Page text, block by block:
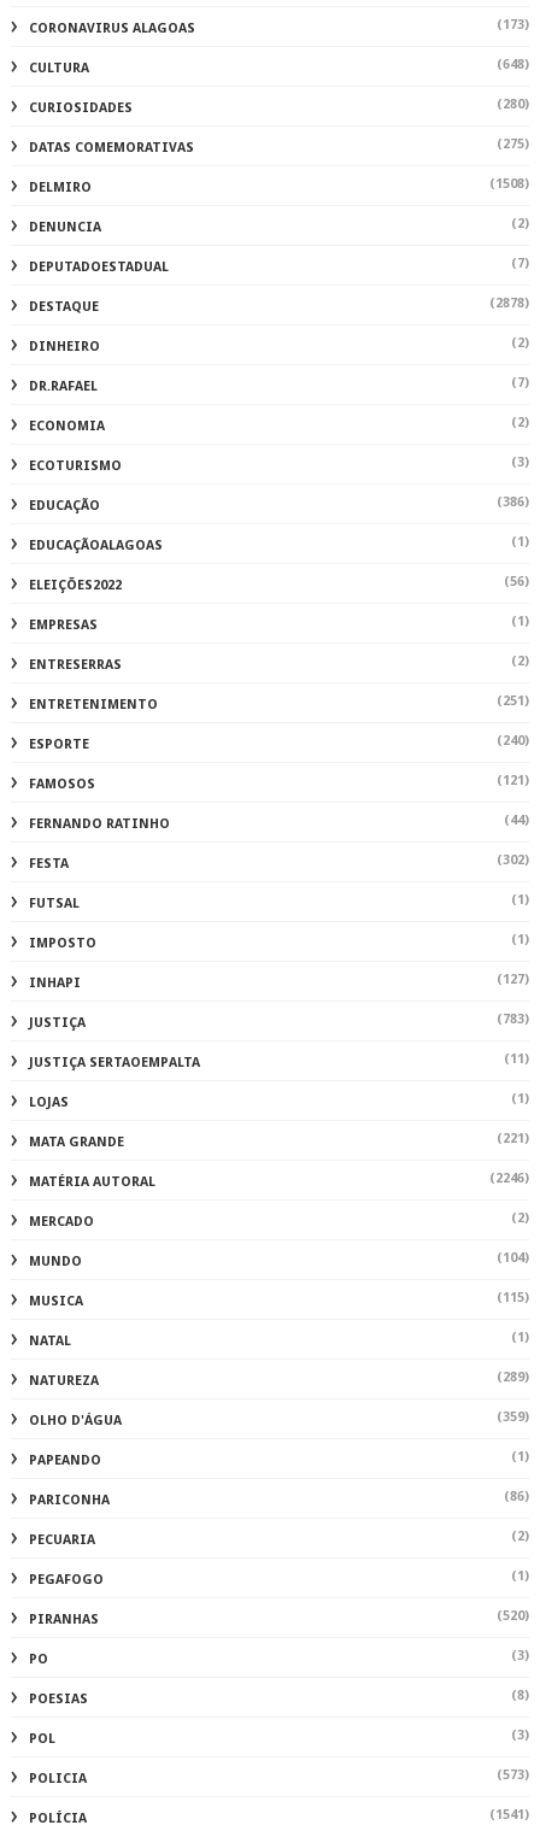
CORONAVIRUS ALAGOAS (173)
CULTURA (648)
CURIOSIDADES (280)
DATAS COMEMORATIVAS (275)
DELMIRO (1508)
DENUNCIA (2)
DEPUTADOESTADUAL (7)
DESTAQUE (2878)
DINHEIRO (2)
DR.RAFAEL (7)
ECONOMIA (2)
ECOTURISMO (3)
EDUCAÇÃO (386)
EDUCAÇÃOALAGOAS (1)
ELEIÇÕES2022 (56)
EMPRESAS (1)
ENTRESERRAS (2)
ENTRETENIMENTO (251)
ESPORTE (240)
FAMOSOS (121)
FERNANDO RATINHO (44)
FESTA (302)
FUTSAL (1)
IMPOSTO (1)
INHAPI (127)
JUSTIÇA (783)
JUSTIÇA SERTAOEMPALTA (11)
LOJAS (1)
MATA GRANDE (221)
MATÉRIA AUTORAL (2246)
MERCADO (2)
MUNDO (104)
MUSICA (115)
NATAL (1)
NATUREZA (289)
OLHO D'ÁGUA (359)
PAPEANDO (1)
PARICONHA (86)
PECUARIA (2)
PEGAFOGO (1)
PIRANHAS (520)
PO (3)
POESIAS (8)
POL (3)
POLICIA (573)
POLÍCIA (1541)